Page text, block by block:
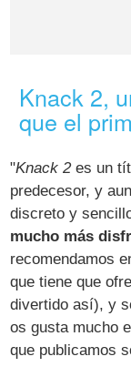
Knack 2,
que el
"Knack 2es un
predecesor, y
discreto y
mucho más
recomendamos
que tiene que
divertido así), y
os gusta mucho
que publicamos